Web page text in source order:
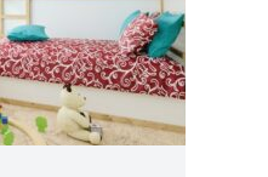
malému